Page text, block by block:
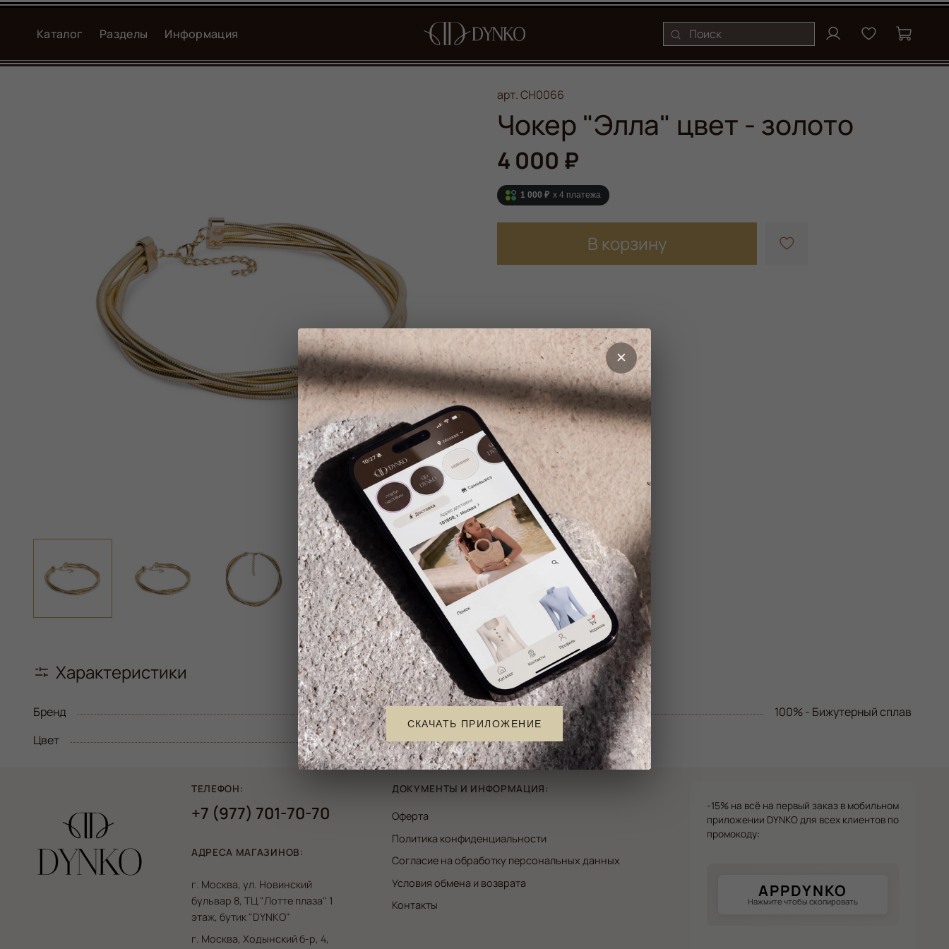
Каталог Разделы Информация
арт.CH0066
Чокер "Элла" цвет - золото
4 000 ₽
1 000 ₽ x 4 платежа
В корзину
Характеристики
Бренд DYNKO
100% - Бижутерный сплав
Цвет
Золото
ТЕЛЕФОН:
+7 (977) 701-70-70
АДРЕСА МАГАЗИНОВ:
г. Москва, ул. Новинский
бульвар 8, ТЦ "Лотте плаза" 1
этаж, бутик "DYNKO"
г. Москва, Ходынский б-р, 4,
ДОКУМЕНТЫ И ИНФОРМАЦИЯ:
Оферта
Политика конфиденциальности
Согласие на обработку персональных данных
Условия обмена и возврата
Контакты
-15% на всё на первый заказ в мобильном
приложении DYNKO для всех клиентов по
промокоду:
APPDYNKO
Нажмите чтобы скопировать
СКАЧАТЬ ПРИЛОЖЕНИЕ